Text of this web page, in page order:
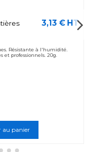
3,13 € HT
Résistante à l'humidité.
professionnels. 20g.
au panier